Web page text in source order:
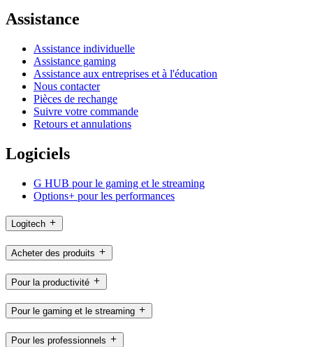
Assistance
Assistance individuelle
Assistance gaming
Assistance aux entreprises et à l'éducation
Nous contacter
Pièces de rechange
Suivre votre commande
Retours et annulations
Logiciels
G HUB pour le gaming et le streaming
Options+ pour les performances
Logitech
Acheter des produits
Pour la productivité
Pour le gaming et le streaming
Pour les professionnels